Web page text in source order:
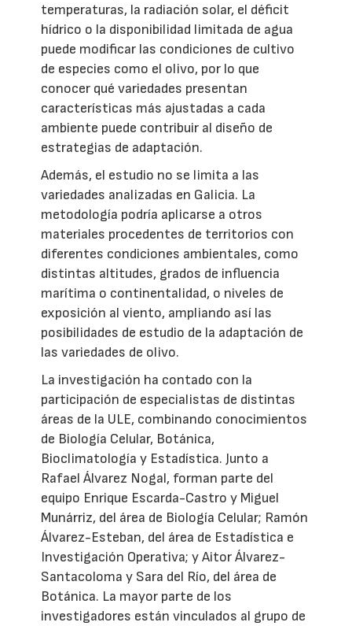
temperaturas, la radiación solar, el déficit
hídrico o la disponibilidad limitada de agua
puede modificar las condiciones de cultivo
de especies como el olivo, por lo que
conocer qué variedades presentan
características más ajustadas a cada
ambiente puede contribuir al diseño de
estrategias de adaptación.
Además, el estudio no se limita a las
variedades analizadas en Galicia. La
metodología podría aplicarse a otros
materiales procedentes de territorios con
diferentes condiciones ambientales, como
distintas altitudes, grados de influencia
marítima o continentalidad, o niveles de
exposición al viento, ampliando así las
posibilidades de estudio de la adaptación de
las variedades de olivo.
La investigación ha contado con la
participación de especialistas de distintas
áreas de la ULE, combinando conocimientos
de Biología Celular, Botánica,
Bioclimatología y Estadística. Junto a
Rafael Álvarez Nogal, forman parte del
equipo Enrique Escarda-Castro y Miguel
Munárriz, del área de Biología Celular; Ramón
Álvarez-Esteban, del área de Estadística e
Investigación Operativa; y Aitor Álvarez-
Santacoloma y Sara del Río, del área de
Botánica. La mayor parte de los
investigadores están vinculados al grupo de